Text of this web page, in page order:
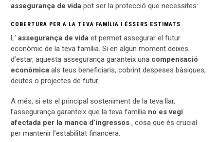
assegurança de vida pot ser la protecció que necessites:
COBERTURA PER A LA TEVA FAMÍLIA I ÉSSERS ESTIMATS
L’ assegurança de vida et permet assegurar el futur
econòmic de la teva família. Si en algun moment deixes
d’estar, aquesta assegurança garanteix una compensació
econòmica als teus beneficiaris, cobrint despeses bàsiques,
deutes o projectes de futur.
A més, si ets el principal sosteniment de la teva llar,
l’assegurança garanteix que la teva família no es vegi
afectada per la manca d’ingressos , cosa que és crucial
per mantenir l’estabilitat financera.